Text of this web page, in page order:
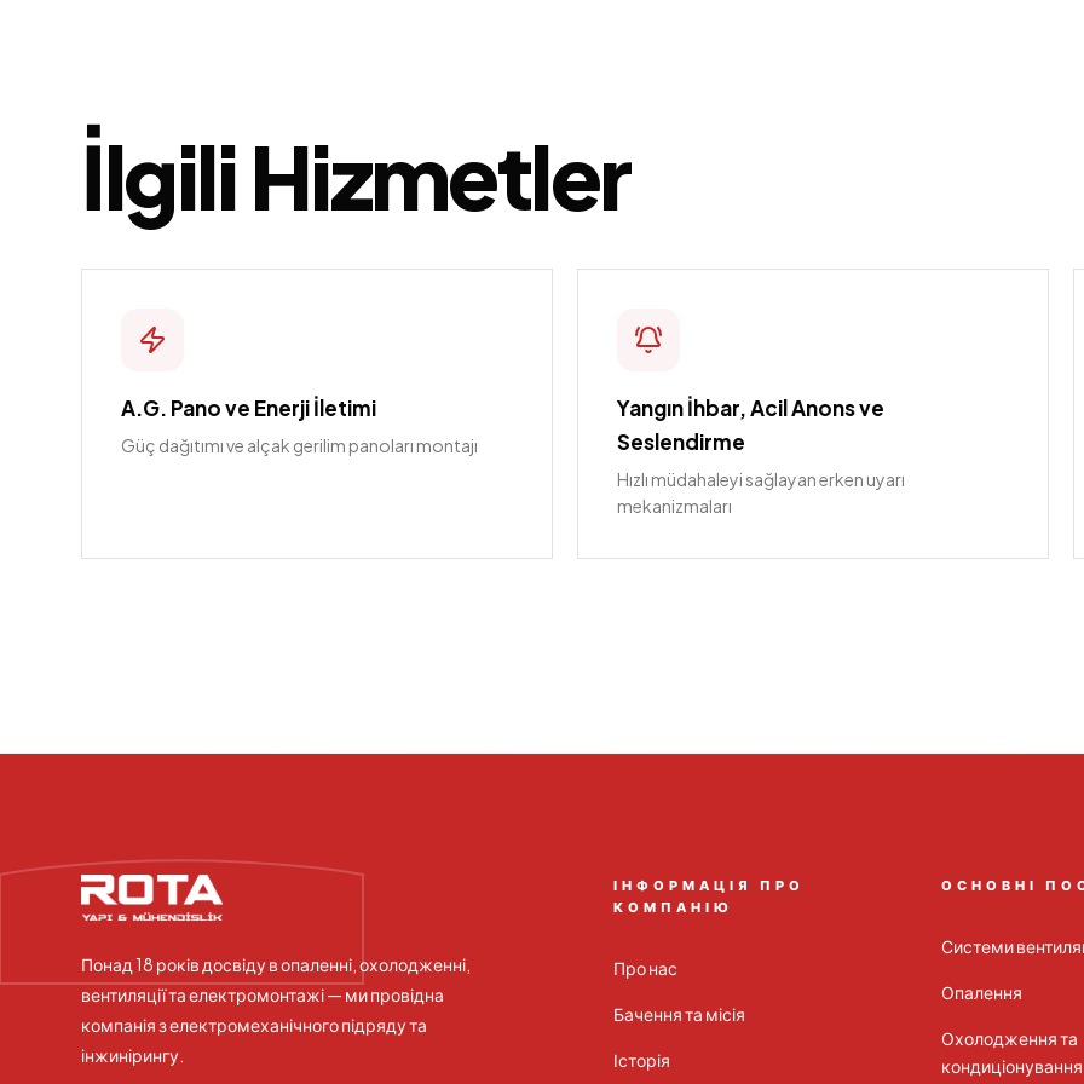
İlgili Hizmetler
A.G. Pano ve Enerji İletimi
Güç dağıtımı ve alçak gerilim panoları montajı
Yangın İhbar, Acil Anons ve
Seslendirme
Hızlı müdahaleyi sağlayan erken uyarı
mekanizmaları
Понад 18 років досвіду в опаленні, охолодженні,
вентиляції та електромонтажі — ми провідна
компанія з електромеханічного підряду та
інжинірингу.
ІНФОРМАЦІЯ ПРО
КОМПАНІЮ
Про нас
Бачення та місія
Історія
ОСНОВНІ
Системи
Опалення
Охолодження та
кондиціонування